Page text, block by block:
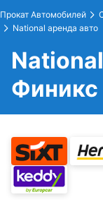
Прокат Автомобилей
National аренда авто
Финикс